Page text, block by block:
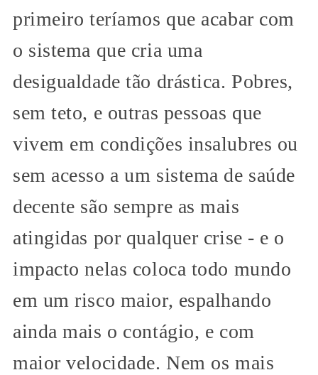
primeiro teríamos que acabar com
o sistema que cria uma
desigualdade tão drástica. Pobres,
sem teto, e outras pessoas que
vivem em condições insalubres ou
sem acesso a um sistema de saúde
decente são sempre as mais
atingidas por qualquer crise - e o
impacto nelas coloca todo mundo
em um risco maior, espalhando
ainda mais o contágio, e com
maior velocidade. Nem os mais